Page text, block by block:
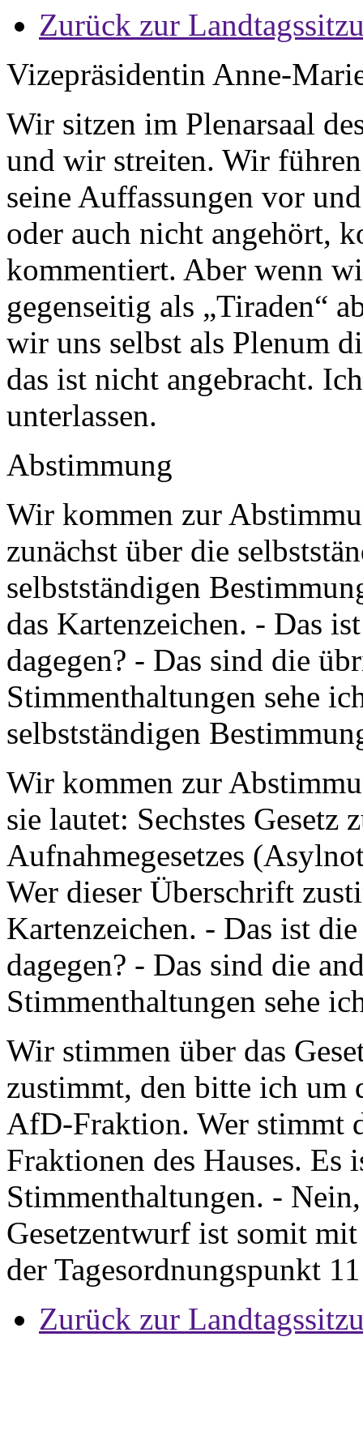
Zurück zur
Vizepräsidentin Anne-
Wir sitzen im Plenarsaal
und wir streiten. Wir
seine Auffassungen vor
oder auch nicht angehört,
kommentiert. Aber wenn
gegenseitig als „Tiraden“
wir uns selbst als Plenum
das ist nicht angebracht.
unterlassen.
Abstimmung
Wir kommen zur
zunächst über die
selbstständigen
das Kartenzeichen. - Das
dagegen? - Das sind die
Stimmenthaltungen sehe
selbstständigen
Wir kommen zur
sie lautet: Sechstes Gesetz
Aufnahmegesetzes
Wer dieser Überschrift
Kartenzeichen. - Das ist
dagegen? - Das sind die
Stimmenthaltungen sehe
Wir stimmen über das
zustimmt, den bitte ich um
AfD-Fraktion. Wer stimmt
Fraktionen des Hauses. Es
Stimmenthaltungen. -
Gesetzentwurf ist somit
der Tagesordnungspunkt
Zurück zur